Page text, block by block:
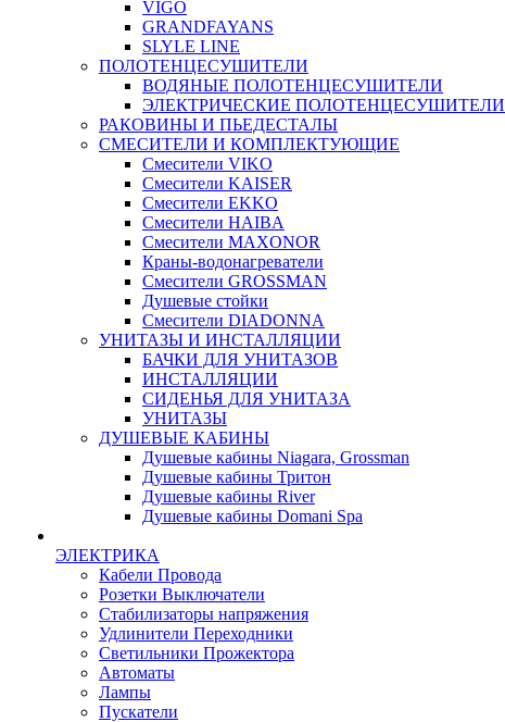
VIGO
GRANDFAYANS
SLYLE LINE
ПОЛОТЕНЦЕСУШИТЕЛИ
ВОДЯНЫЕ ПОЛОТЕНЦЕСУШИТЕЛИ
ЭЛЕКТРИЧЕСКИЕ ПОЛОТЕНЦЕСУШИТЕЛИ
РАКОВИНЫ И ПЬЕДЕСТАЛЫ
СМЕСИТЕЛИ И КОМПЛЕКТУЮЩИЕ
Смесители VIKO
Смесители KAISER
Смесители EKKO
Смесители HAIBA
Смесители MAXONOR
Краны-водонагреватели
Смесители GROSSMAN
Душевые стойки
Смесители DIADONNA
УНИТАЗЫ И ИНСТАЛЛЯЦИИ
БАЧКИ ДЛЯ УНИТАЗОВ
ИНСТАЛЛЯЦИИ
СИДЕНЬЯ ДЛЯ УНИТАЗА
УНИТАЗЫ
ДУШЕВЫЕ КАБИНЫ
Душевые кабины Niagara, Grossman
Душевые кабины Тритон
Душевые кабины River
Душевые кабины Domani Spa
ЭЛЕКТРИКА
Кабели Провода
Розетки Выключатели
Стабилизаторы напряжения
Удлинители Переходники
Светильники Прожектора
Автоматы
Лампы
Пускатели